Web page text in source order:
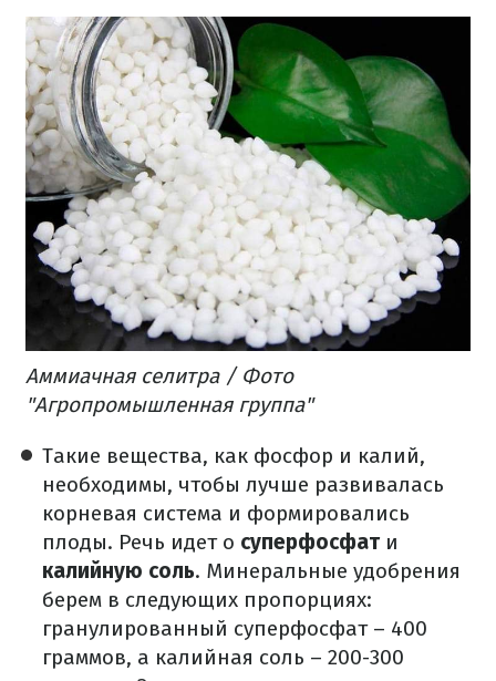
Аммиачная селитра / Фото
"Агропромышленная группа"
Такие вещества, как фосфор и калий,
необходимы, чтобы лучше развивалась
корневая система и формировались
плоды. Речь идет о суперфосфати
калийную соль. Минеральные удобрения
берем в следующих пропорциях:
гранулированный суперфосфат – 400
граммов, а калийная соль – 200-300